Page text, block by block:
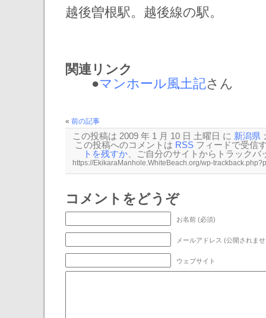
越後曽根駅。越後線の駅。
関連リンク
●マンホール風土記さん
« 前の記事
この投稿は 2009 年 1 月 10 日 土曜日 に 新潟県
この投稿へのコメントは RSS フィードで受信
トを残すか 、ご自分のサイトから トラックバ
コメントをどうぞ
お名前 (必須)
メールアドレス (公開されま
ウェブサイト